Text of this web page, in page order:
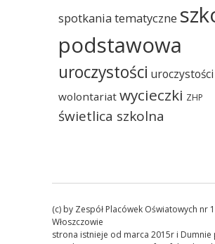
spotkania tematyczne
podstawowa
uroczystości
wolontariat wycieczki ZHP
świetlica szkolna
(c) by Zespół Placówek Oświatowych nr
Włoszczowie
strona istnieje od marca 2015r i Dumnie